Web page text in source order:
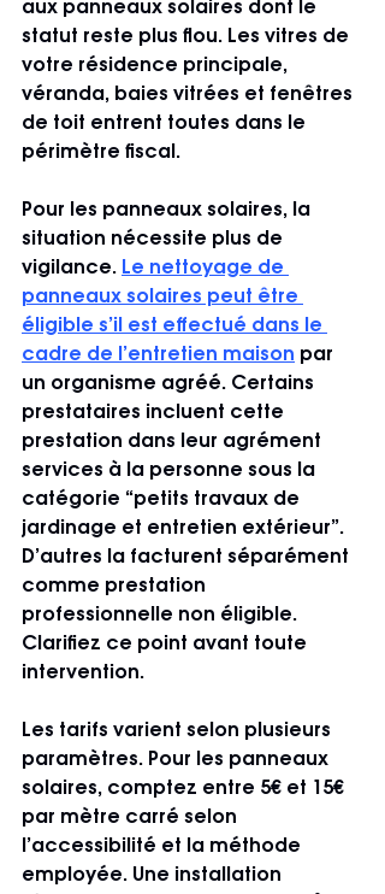
aux panneaux solaires dont le
statut reste plus flou. Les vitres de
votre résidence principale,
véranda, baies vitrées et fenêtres
de toit entrent toutes dans le
périmètre fiscal.
Pour les panneaux solaires, la
situation nécessite plus de
vigilance. Le nettoyage de
panneaux solaires peut être
éligible s’il est effectué dans le
cadre de l’entretien maison par
un organisme agréé. Certains
prestataires incluent cette
prestation dans leur agrément
services à la personne sous la
catégorie “petits travaux de
jardinage et entretien extérieur”.
D’autres la facturent séparément
comme prestation
professionnelle non éligible.
Clarifiez ce point avant toute
intervention.
Les tarifs varient selon plusieurs
paramètres. Pour les panneaux
solaires, comptez entre 5€ et 15€
par mètre carré selon
l’accessibilité et la méthode
employée. Une installation